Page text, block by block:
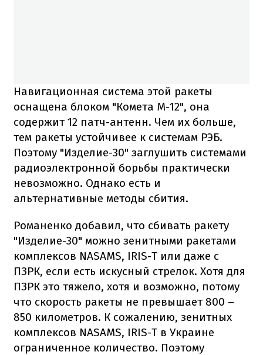
Навигационная система этой ракеты
оснащена блоком "Комета М-12", она
содержит 12 патч-антенн. Чем их больше,
тем ракеты устойчивее к системам РЭБ.
Поэтому "Изделие-30" заглушить системами
радиоэлектронной борьбы практически
невозможно. Однако есть и
альтернативные методы сбития.
Романенко добавил, что сбивать ракету
"Изделие-30" можно зенитными ракетами
комплексов NASAMS, IRIS-T или даже с
ПЗРК, если есть искусный стрелок. Хотя для
ПЗРК это тяжело, хотя и возможно, потому
что скорость ракеты не превышает 800 –
850 километров. К сожалению, зенитных
комплексов NASAMS, IRIS-T в Украине
ограниченное количество. Поэтому